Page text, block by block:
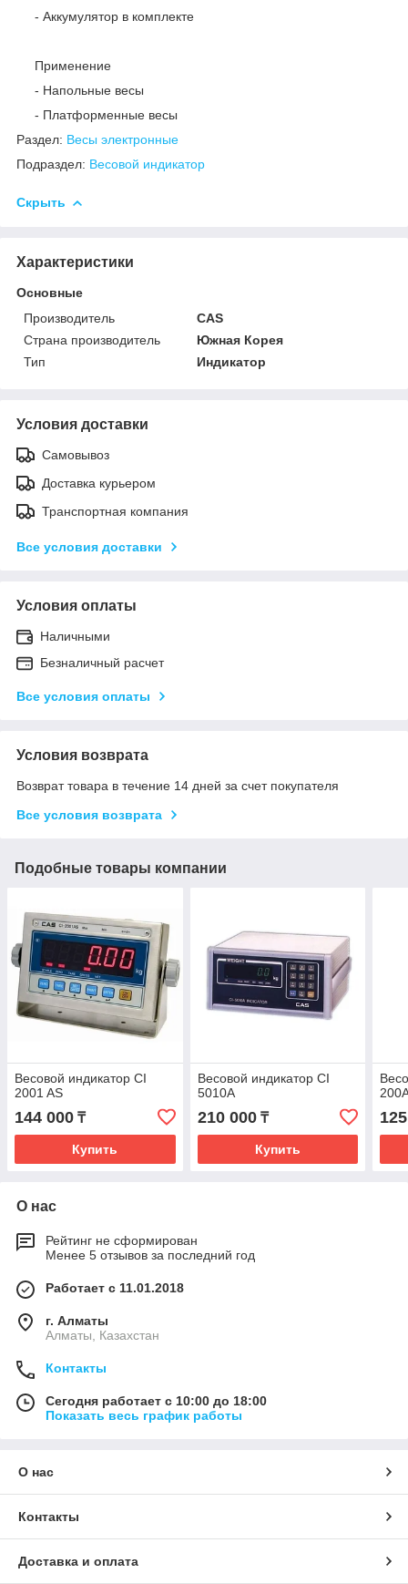
- Аккумулятор в комплекте
Применение
- Напольные весы
- Платформенные весы
Раздел: Весы электронные
Подраздел: Весовой индикатор
Скрыть
Характеристики
Основные
Производитель
CAS
Страна производитель
Южная Корея
Тип
Индикатор
Условия доставки
Самовывоз
Доставка курьером
Транспортная компания
Все условия доставки
Условия оплаты
Наличными
Безналичный расчет
Все условия оплаты
Условия возврата
Возврат товара в течение 14 дней за счет покупателя
Все условия возврата
Подобные товары компании
Весовой индикатор СI
2001 AS
144 000 ₸
Купить
Весовой индикатор СI
5010A
210 000₸
Купить
О нас
Рейтинг не сформирован
Менее 5 отзывов за последний год
Работает с 11.01.2018
г. Алматы
Алматы, Казахстан
Контакты
Сегодня работает с 10:00 до 18:00
Показать весь график работы
О нас
Контакты
Доставка и оплата